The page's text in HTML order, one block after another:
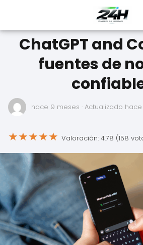
ChatGPT and
fuentes de
hace 9 meses · Actualizado
★★★★★ Valoración: 4.78 (158